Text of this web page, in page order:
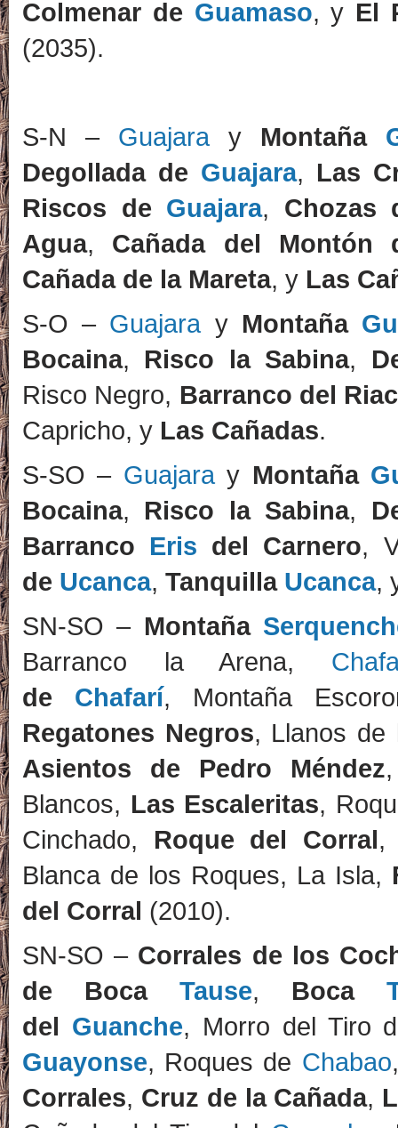
Colmenar de Guamaso, y El
(2035).
S-N – Guajara y Montaña
Degollada de Guajara, Las
Riscos de Guajara, Chozas
Agua, Cañada del Montón
Cañada de la Mareta, y Las
S-O – Guajara y Montaña
Bocaina, Risco la Sabina,
Risco Negro, Barranco del
Capricho, y Las Cañadas.
S-SO – Guajaray Montaña
Bocaina, Risco la Sabina,
Barranco Eris del Carnero,
de Ucanca, Tanquilla Ucanca,
SN-SO – Montaña
Barranco la Arena,
de Chafarí, Montaña
Regatones Negros, Llanos
Asientos de Pedro Méndez
Blancos, Las Escaleritas,
Cinchado, Roque del Corral
Blanca de los Roques, La Isla,
del Corral (2010).
SN-SO – Corrales de los
de Boca Tause, Boca
del Guanche, Morro del Tiro
Guayonse, Roques de Chabao
Corrales, Cruz de la Cañada,